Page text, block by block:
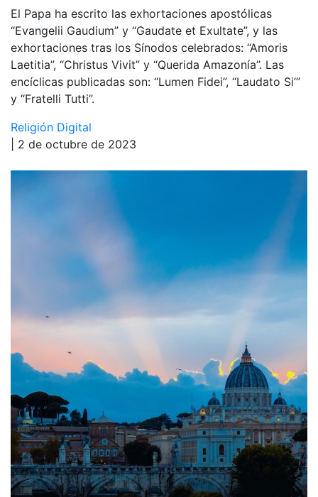
El Papa ha escrito las exhortaciones apostólicas
“Evangelii Gaudium” y “Gaudate et Exultate”, y las
exhortaciones tras los Sínodos celebrados: “Amoris
Laetitia”, “Christus Vivit” y “Querida Amazonía”. Las
encíclicas publicadas son: “Lumen Fidei”, “Laudato Si’”
y “Fratelli Tutti”.
Religión Digital
| 2 de octubre de 2023